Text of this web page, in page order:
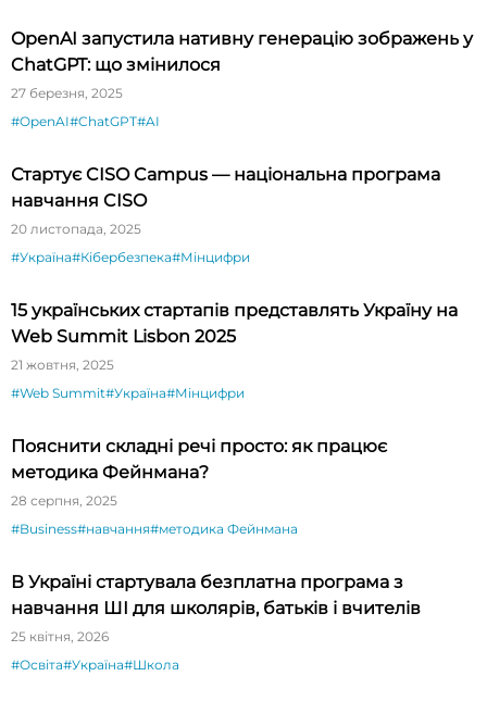
OpenAI запустила нативну генерацію зображень у
ChatGPT: що змінилося
27 березня, 2025
#OpenAI#ChatGPT#AI
Стартує CISO Campus — національна програма
навчання CISO
20 листопада, 2025
#Україна#Кібербезпека#Мінцифри
15 українських стартапів представлять Україну на
Web Summit Lisbon 2025
21 жовтня, 2025
#Web Summit#Україна#Мінцифри
Пояснити складні речі просто: як працює
методика Фейнмана?
28 серпня, 2025
#Business#навчання#методика Фейнмана
В Україні стартувала безплатна програма з
навчання ШІ для школярів, батьків і вчителів
25 квітня, 2026
#Освіта#Україна#Школа